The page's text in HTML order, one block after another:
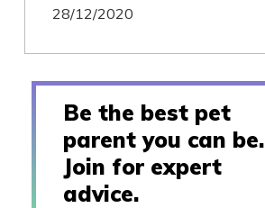
28/12/2020
Be the best pet
parent you can be.
Join for expert
advice.